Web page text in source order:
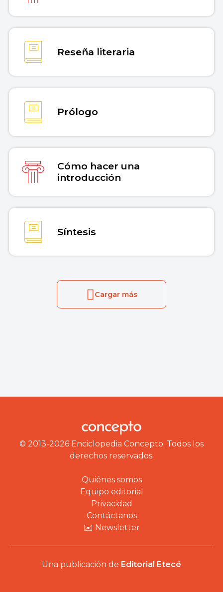
Reseña literaria
Prólogo
Cómo hacer una
introducción
Síntesis
Cargar más
© 2013-2026 Enciclopedia Concepto. Todos los
derechos reservados.
Quiénes somos
Equipo editorial
Privacidad
Contáctanos
✉️ Newsletter
Una publicación de Editorial Etecé